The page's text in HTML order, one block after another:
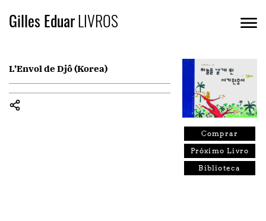
Gilles EduarLIVROS
L’Envol de Djô (Korea)
Comprar
Próximo Livro
Biblioteca